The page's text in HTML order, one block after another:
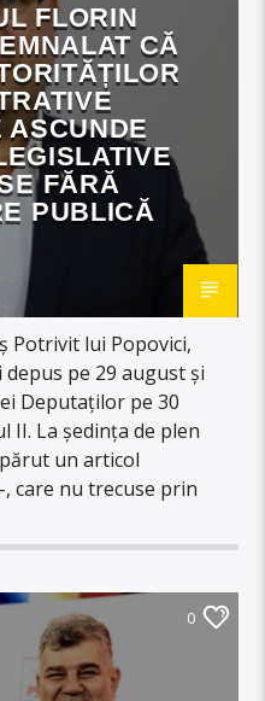
FLORIN
CĂ
ASCUNDE
FĂRĂ
PUBLICĂ
Potrivit lui Popovici,
pe 29 august și
Deputaților pe 30
II. La ședința de plen
un articol
care nu trecuse prin
0